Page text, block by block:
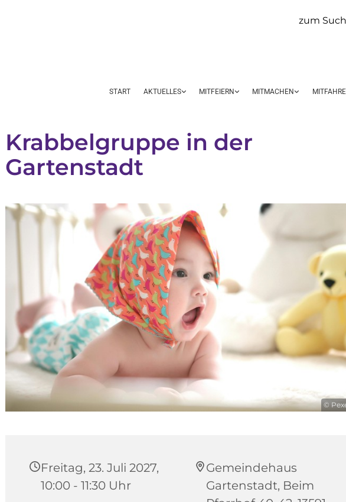
zum
START AKTUELLES MITFEIERN MITMACHEN
Krabbelgruppe in der
Gartenstadt
©
Freitag, 23. Juli 2027,
10:00 - 11:30 Uhr
Gemeindehaus
Gartenstadt, Beim